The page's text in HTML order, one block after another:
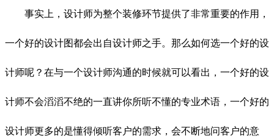
事实上，设计师为整个装修环节提供了非常重要的作用，
一个好的设计图都会出自设计师之手。那么如何选一个好的设
计师呢？在与一个设计师沟通的时候就可以看出，一个好的设
计师不会滔滔不绝的一直讲你所听不懂的专业术语，一个好的
设计师更多的是懂得倾听客户的需求，会不断地问客户的意